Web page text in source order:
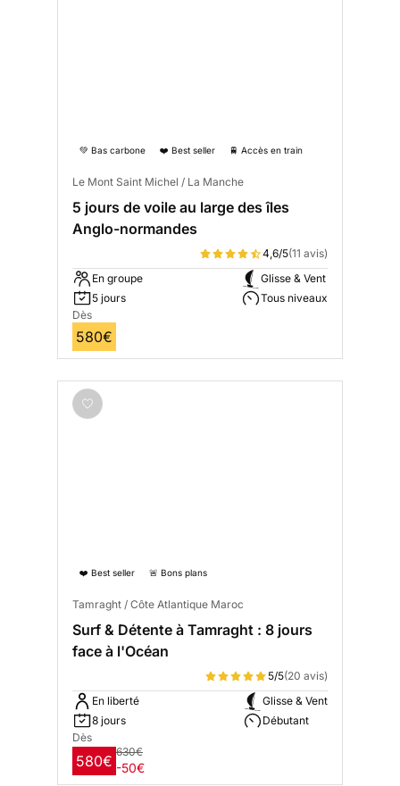
💚 Bas carbone ❤️ Best seller 🚆 Accès en train
Le Mont Saint Michel / La Manche
5 jours de voile au large des îles
Anglo-normandes
4,6/5(11 avis)
En groupe
5 jours
Glisse & Vent
Tous niveaux
Dès
580€
❤️ Best seller 🚨 Bons plans
Tamraght / Côte Atlantique Maroc
Surf & Détente à Tamraght : 8 jours
face à l'Océan
5/5(20 avis)
En liberté
8 jours
Glisse & Vent
Débutant
Dès
580€
630€
-50€